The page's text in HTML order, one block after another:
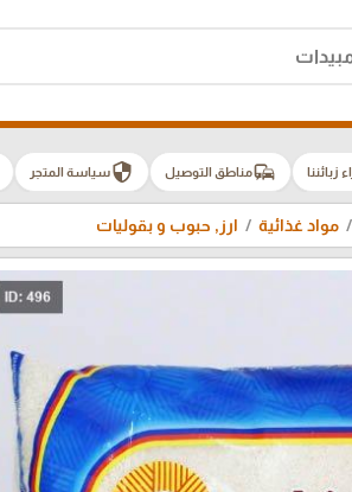
زبائننا commuteمناطق التوصيل securityسياسة المتجر
مواد غذائية ارز, حبوب و بقوليات